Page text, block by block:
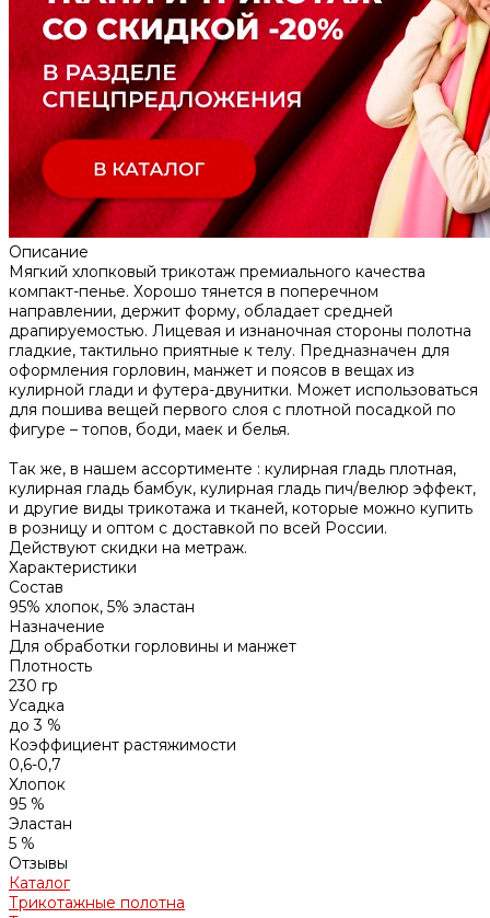
Описание
Мягкий хлопковый трикотаж премиального качества
компакт-пенье. Хорошо тянется в поперечном
направлении, держит форму, обладает средней
драпируемостью. Лицевая и изнаночная стороны полотна
гладкие, тактильно приятные к телу. Предназначен для
оформления горловин, манжет и поясов в вещах из
кулирной глади и футера-двунитки. Может использоваться
для пошива вещей первого слоя с плотной посадкой по
фигуре – топов, боди, маек и белья.
Так же, в нашем ассортименте : кулирная гладь плотная,
кулирная гладь бамбук, кулирная гладь пич/велюр эффект,
и другие виды трикотажа и тканей, которые можно купить
в розницу и оптом с доставкой по всей России.
Действуют скидки на метраж.
Характеристики
Состав
95% хлопок, 5% эластан
Назначение
Для обработки горловины и манжет
Плотность
230 гр
Усадка
до 3 %
Коэффициент растяжимости
0,6-0,7
Хлопок
95 %
Эластан
5 %
Отзывы
Каталог
Трикотажные полотна